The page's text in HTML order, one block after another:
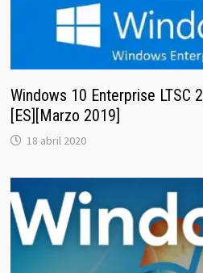
Windows 10 Enterprise LTSC
[ES][Marzo 2019]
18 abril 2020